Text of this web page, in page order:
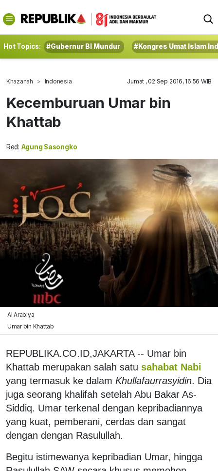
Hot Topics: #Gubernur BI Mundur #Kongres Umat Islam
Khazanah Indonesia Jumat , 02 Sep 2016, 16:56 WIB
Kecemburuan Umar bin
Khattab
Red: Agung Sasongko
Al Arabiya
Umar bin Khattab
REPUBLIKA.CO.ID,JAKARTA -- Umar bin
Khattab merupakan salah satu sahabat Nabi
yang termasuk ke dalam Khullafaurrasyidin. Dia
juga seorang khalifah setelah Abu Bakar As-
Siddiq. Umar terkenal dengan kepribadiannya
yang kuat, pemberani, cerdas dan sangat
dengan dengan Rasulullah.
Begitu istimewanya kepribadian Umar, hingga